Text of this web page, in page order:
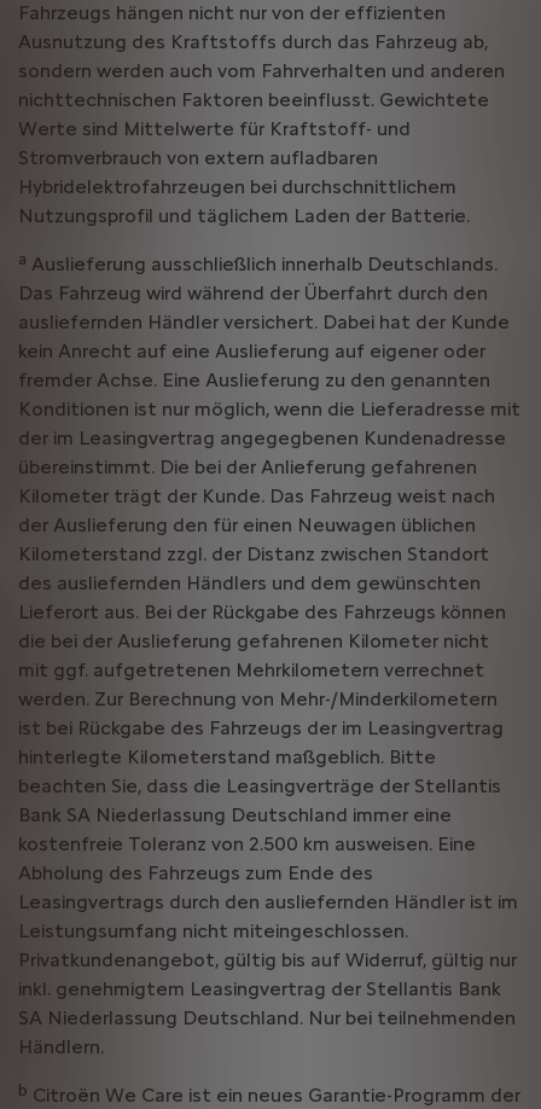
Fahrzeugs hängen nicht nur von der effizienten
Ausnutzung des Kraftstoffs durch das Fahrzeug ab,
sondern werden auch vom Fahrverhalten und anderen
nichttechnischen Faktoren beeinflusst. Gewichtete
Werte sind Mittelwerte für Kraftstoff- und
Stromverbrauch von extern aufladbaren
Hybridelektrofahrzeugen bei durchschnittlichem
Nutzungsprofil und täglichem Laden der Batterie.
a Auslieferung ausschließlich innerhalb Deutschlands.
Das Fahrzeug wird während der Überfahrt durch den
ausliefernden Händler versichert. Dabei hat der Kunde
kein Anrecht auf eine Auslieferung auf eigener oder
fremder Achse. Eine Auslieferung zu den genannten
Konditionen ist nur möglich, wenn die Lieferadresse mit
der im Leasingvertrag angegegbenen Kundenadresse
übereinstimmt. Die bei der Anlieferung gefahrenen
Kilometer trägt der Kunde. Das Fahrzeug weist nach
der Auslieferung den für einen Neuwagen üblichen
Kilometerstand zzgl. der Distanz zwischen Standort
des ausliefernden Händlers und dem gewünschten
Lieferort aus. Bei der Rückgabe des Fahrzeugs können
die bei der Auslieferung gefahrenen Kilometer nicht
mit ggf. aufgetretenen Mehrkilometern verrechnet
werden. Zur Berechnung von Mehr-/Minderkilometern
ist bei Rückgabe des Fahrzeugs der im Leasingvertrag
hinterlegte Kilometerstand maßgeblich. Bitte
beachten Sie, dass die Leasingverträge der Stellantis
Bank SA Niederlassung Deutschland immer eine
kostenfreie Toleranz von 2.500 km ausweisen. Eine
Abholung des Fahrzeugs zum Ende des
Leasingvertrags durch den ausliefernden Händler ist im
Leistungsumfang nicht miteingeschlossen.
Privatkundenangebot, gültig bis auf Widerruf, gültig nur
inkl. genehmigtem Leasingvertrag der Stellantis Bank
SA Niederlassung Deutschland. Nur bei teilnehmenden
Händlern.
b Citroën We Care ist ein neues Garantie-Programm der